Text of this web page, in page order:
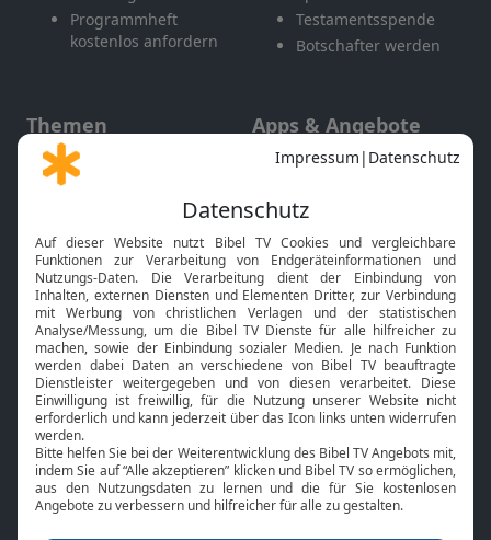
Programmheft
kostenlos anfordern
Testamentsspende
Botschafter werden
Themen
Gott und Bibel erklärt
Neuigkeiten
Apps & Angebote
Mobile App
Smart TV
HbbTV
Bibelthek Online-Bibel
Nächster Gottesdienst
Bibel TV
Über uns
Jobs
Service
Kontakt
TV-Empfang